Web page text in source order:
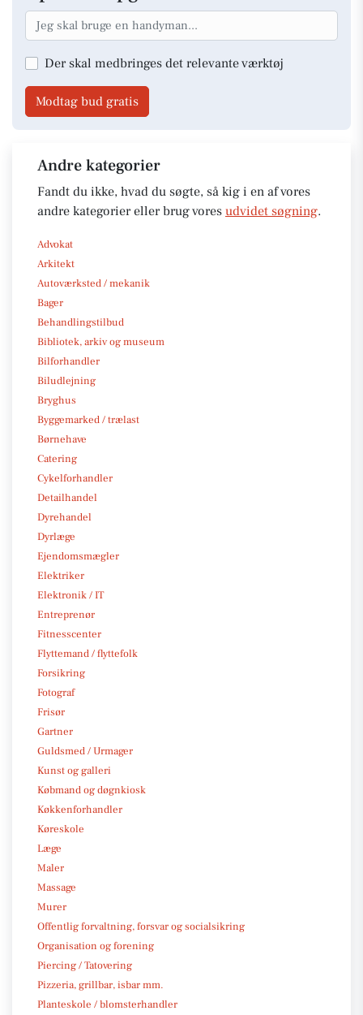
Der skal medbringes det relevante værktøj
Modtag bud gratis
Andre kategorier
Fandt du ikke, hvad du søgte, så kig i en af vores
andre kategorier eller brug vores udvidet søgning.
Advokat
Arkitekt
Autoværksted / mekanik
Bager
Behandlingstilbud
Bibliotek, arkiv og museum
Bilforhandler
Biludlejning
Bryghus
Byggemarked / trælast
Børnehave
Catering
Cykelforhandler
Detailhandel
Dyrehandel
Dyrlæge
Ejendomsmægler
Elektriker
Elektronik / IT
Entreprenør
Fitnesscenter
Flyttemand / flyttefolk
Forsikring
Fotograf
Frisør
Gartner
Guldsmed / Urmager
Kunst og galleri
Købmand og døgnkiosk
Køkkenforhandler
Køreskole
Læge
Maler
Massage
Murer
Offentlig forvaltning, forsvar og socialsikring
Organisation og forening
Piercing / Tatovering
Pizzeria, grillbar, isbar mm.
Planteskole / blomsterhandler